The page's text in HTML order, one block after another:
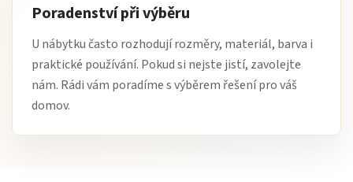
Poradenství při výběru
U nábytku často rozhodují rozměry, materiál, barva i
praktické používání. Pokud si nejste jistí, zavolejte
nám. Rádi vám poradíme s výběrem řešení pro váš
domov.